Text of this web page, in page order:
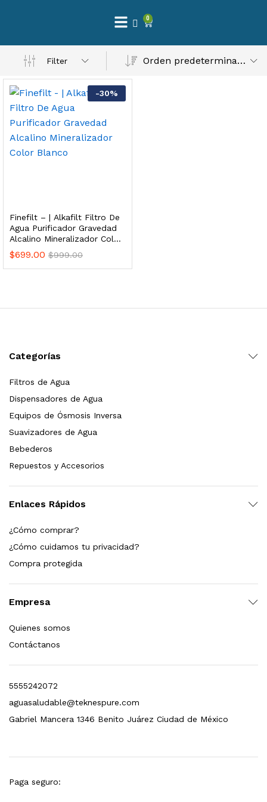
0
Filter Orden predeterminado
-30%
Finefilt – | Alkafilt Filtro De
Agua Purificador Gravedad
Alcalino Mineralizador Color
Blanco
$699.00 $999.00
Categorías
Filtros de Agua
Dispensadores de Agua
Equipos de Ósmosis Inversa
Suavizadores de Agua
Bebederos
Repuestos y Accesorios
Enlaces Rápidos
¿Cómo comprar?
¿Cómo cuidamos tu privacidad?
Compra protegida
Empresa
Quienes somos
Contáctanos
5555242072
aguasaludable@teknespure.com
Gabriel Mancera 1346 Benito Juárez Ciudad de México
Paga seguro:
– Máxima Calidad En Filtración
3,900.00
al carrito
al carrito
Esterilizador UV 25 Watts 4 Pines
Cafetera (Cartucho de Repuesto)
2,899.00
al carrito
SS304 Natural Cepillado | Agua Purificada
699.00
L/h, con filtración Welltek WT-WFS600-4S